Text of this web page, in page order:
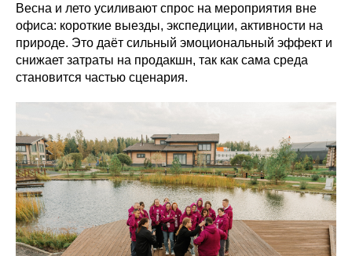
Весна и лето усиливают спрос на мероприятия вне
офиса: короткие выезды, экспедиции, активности на
природе. Это даёт сильный эмоциональный эффект и
снижает затраты на продакшн, так как сама среда
становится частью сценария.